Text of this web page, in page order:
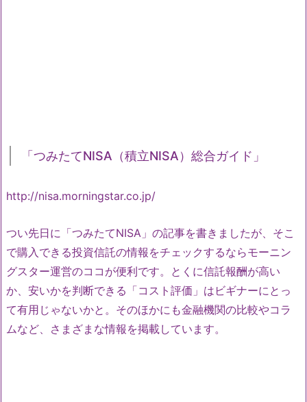
「つみたてNISA（積立NISA）総合ガイド」
http://nisa.morningstar.co.jp/
つい先日に「つみたてNISA」の記事を書きましたが、そこ
で購入できる投資信託の情報をチェックするならモーニン
グスター運営のココが便利です。とくに信託報酬が高い
か、安いかを判断できる「コスト評価」はビギナーにとっ
て有用じゃないかと。そのほかにも金融機関の比較やコラ
ムなど、さまざまな情報を掲載しています。